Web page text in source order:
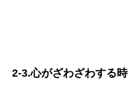
2-3.心がざわざわする時